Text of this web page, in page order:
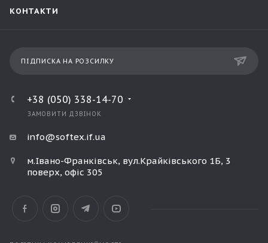
КОНТАКТИ
ПІДПИСКА НА РОЗСИЛКУ
+38 (050) 338-14-70
ЗАМОВИТИ ДЗВІНОК
info@softex.if.ua
м.Івано-Франківськ, вул.Крайківського 1Б, 3
поверх, офіс 305